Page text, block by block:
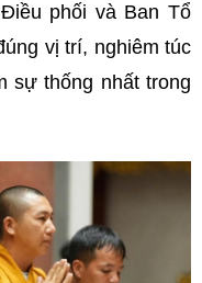
phối và Ban Tổ
vị trí, nghiêm túc
sự thống nhất trong